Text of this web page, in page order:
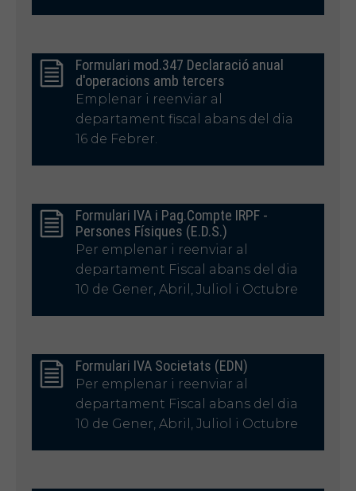
Formulari mod.347 Declaració anual
d'operacions amb tercers
Emplenar i reenviar al
departament fiscal abans del dia
16 de Febrer.
Formulari IVA i Pag.Compte IRPF -
Persones Físiques (E.D.S.)
Per emplenar i reenviar al
departament Fiscal abans del dia
10 de Gener, Abril, Juliol i Octubre
Formulari IVA Societats (EDN)
Per emplenar i reenviar al
departament Fiscal abans del dia
10 de Gener, Abril, Juliol i Octubre